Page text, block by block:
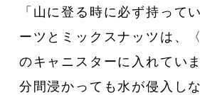
「山に登る時に必ず持って
ーツとミックスナッツは、
のキャニスターに入れてい
分間浸かっても水が侵入し